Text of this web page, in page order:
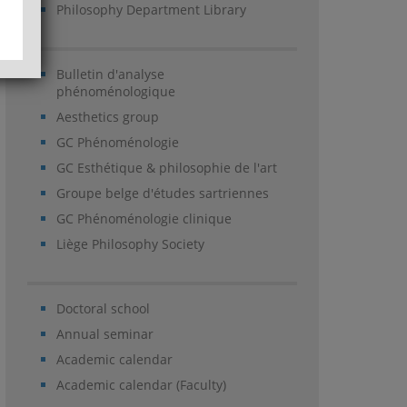
Philosophy Department Library
Bulletin d'analyse
phénoménologique
Aesthetics group
GC Phénoménologie
GC Esthétique & philosophie de l'art
Groupe belge d'études sartriennes
GC Phénoménologie clinique
Liège Philosophy Society
Doctoral school
Annual seminar
Academic calendar
Academic calendar (Faculty)